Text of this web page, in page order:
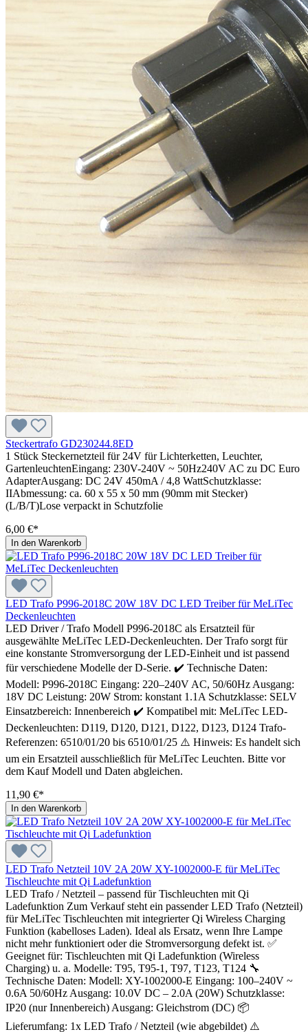
Steckertrafo GD230244.8ED
1 Stück Steckernetzteil für 24V für Lichterketten, Leuchter,
GartenleuchtenEingang: 230V-240V ~ 50Hz240V AC zu DC Euro
AdapterAusgang: DC 24V 450mA / 4,8 WattSchutzklasse:
IIAbmessung: ca. 60 x 55 x 50 mm (90mm mit Stecker)
(L/B/T)Lose verpackt in Schutzfolie
6,00 €*
In den Warenkorb
LED Trafo P996-2018C 20W 18V DC LED Treiber für MeLiTec
Deckenleuchten
LED Driver / Trafo Modell P996-2018C als Ersatzteil für
ausgewählte MeLiTec LED-Deckenleuchten. Der Trafo sorgt für
eine konstante Stromversorgung der LED-Einheit und ist passend
für verschiedene Modelle der D-Serie. ✔️ Technische Daten:
Modell: P996-2018C Eingang: 220–240V AC, 50/60Hz Ausgang:
18V DC Leistung: 20W Strom: konstant 1.1A Schutzklasse: SELV
Einsatzbereich: Innenbereich ✔️ Kompatibel mit: MeLiTec LED-
Deckenleuchten: D119, D120, D121, D122, D123, D124 Trafo-
Referenzen: 6510/01/20 bis 6510/01/25 ⚠️ Hinweis: Es handelt sich
um ein Ersatzteil ausschließlich für MeLiTec Leuchten. Bitte vor
dem Kauf Modell und Daten abgleichen.
11,90 €*
In den Warenkorb
LED Trafo Netzteil 10V 2A 20W XY-1002000-E für MeLiTec
Tischleuchte mit Qi Ladefunktion
LED Trafo / Netzteil – passend für Tischleuchten mit Qi
Ladefunktion Zum Verkauf steht ein passender LED Trafo (Netzteil)
für MeLiTec Tischleuchten mit integrierter Qi Wireless Charging
Funktion (kabelloses Laden). Ideal als Ersatz, wenn Ihre Lampe
nicht mehr funktioniert oder die Stromversorgung defekt ist. ✅
Geeignet für: Tischleuchten mit Qi Ladefunktion (Wireless
Charging) u. a. Modelle: T95, T95-1, T97, T123, T124 🔧
Technische Daten: Modell: XY-1002000-E Eingang: 100–240V ~
0.6A 50/60Hz Ausgang: 10.0V DC – 2.0A (20W) Schutzklasse:
IP20 (nur Innenbereich) Ausgang: Gleichstrom (DC) 📦
Lieferumfang: 1x LED Trafo / Netzteil (wie abgebildet) ⚠️